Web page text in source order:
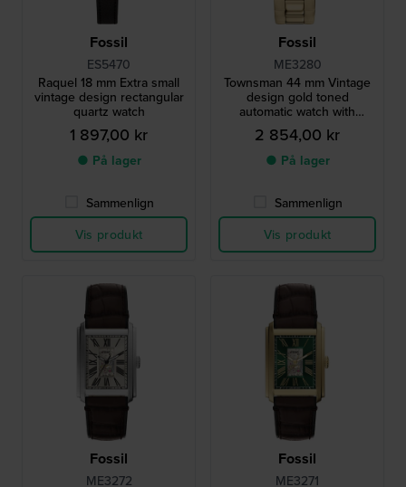
Fossil
ES5470
Raquel 18 mm Extra small
vintage design rectangular
quartz watch
1 897,00 kr
● På lager
Sammenlign
Vis produkt
Fossil
ME3280
Townsman 44 mm Vintage
design gold toned
automatic watch with
skeleton dial
2 854,00 kr
● På lager
Sammenlign
Vis produkt
Fossil
ME3272
Fossil
ME3271